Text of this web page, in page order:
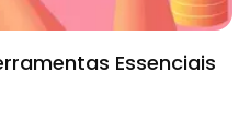
Essenciais